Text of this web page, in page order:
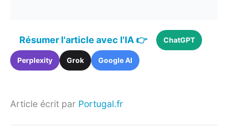
Résumer l'article avec l'IA 👉 ChatGPT
Perplexity Grok Google AI
Article écrit par Portugal.fr